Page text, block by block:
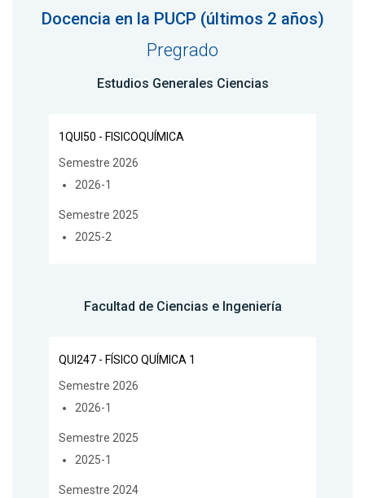
Docencia en la PUCP (últimos 2 años)
Pregrado
Estudios Generales Ciencias
1QUI50 - FISICOQUÍMICA
Semestre 2026
2026-1
Semestre 2025
2025-2
Facultad de Ciencias e Ingeniería
QUI247 - FÍSICO QUÍMICA 1
Semestre 2026
2026-1
Semestre 2025
2025-1
Semestre 2024